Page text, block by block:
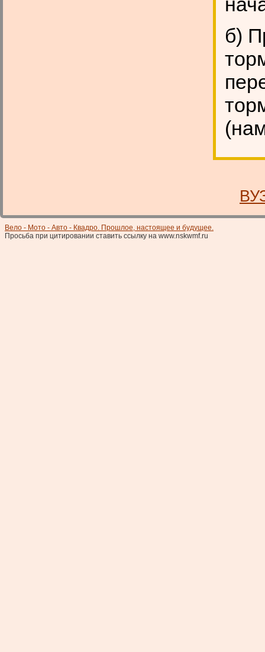
б)
Вело - Мото - Авто - Квадро. Прошлое, настоящее и будущее.
Просьба при цитировании ставить ссылку на www.nskwmf.ru